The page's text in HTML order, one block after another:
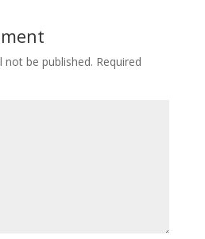
not be published. Required